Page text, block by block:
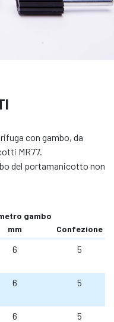
con gambo, da
MR77.
del portamanicotto non
gambo
mm
Confezione
6 5
6 5
6 5